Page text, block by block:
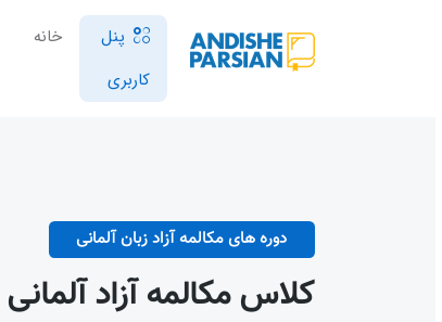
پنل
کاربری
خانه
دوره های مکالمه آزاد زبان آلمانی
کلاس مکالمه آزاد آلمانی Konversation B2-C1